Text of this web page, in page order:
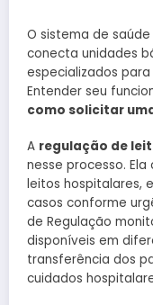
O sistema de
conecta unidades
especializados
Entender seu
como solicitar
A regulação de
nesse processo.
leitos hospitalares,
casos conforme
de Regulação
disponíveis em
transferência dos
cuidados